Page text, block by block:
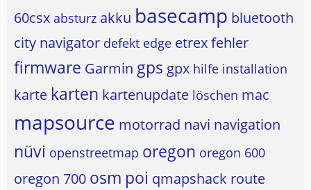
60csx absturz akku basecamp bluetooth
city navigator defekt edge etrexfehler
firmware Garmin gps gpx hilfe installation
karte karten kartenupdate löschen mac
mapsource motorrad navi navigation
nüvi openstreetmap oregon oregon 600
oregon 700 osm poi qmapshack route